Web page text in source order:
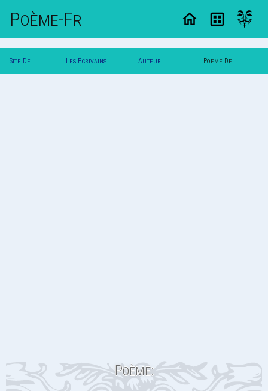
Poème-Fr
Site De Les Ecrivains Auteur Poeme De
Poème: